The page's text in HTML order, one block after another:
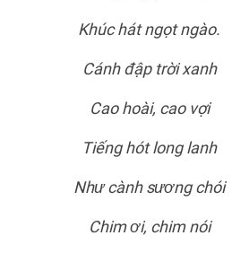
Khúc hát ngọt ngào.
Cánh đập trời xanh
Cao hoài, cao vợi
Tiếng hót long lanh
Như cành sương chói
Chim ơi, chim nói